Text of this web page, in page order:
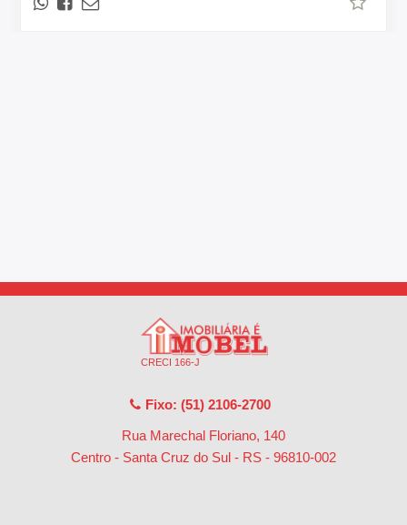
CRECI 166-J
Fixo: (51) 2106-2700
Rua Marechal Floriano, 140
Centro - Santa Cruz do Sul - RS - 96810-002